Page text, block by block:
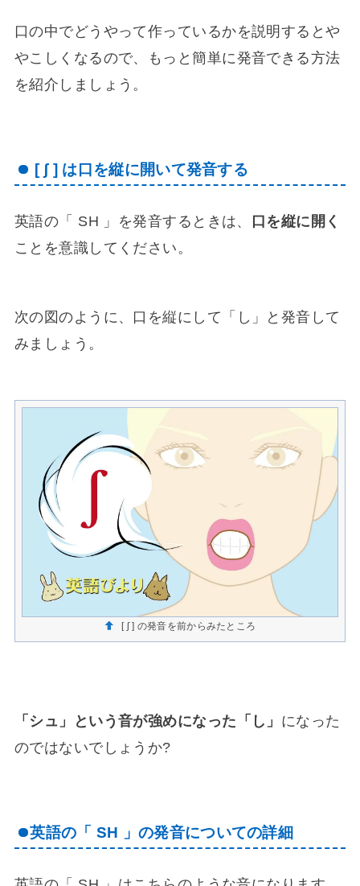
口の中でどうやって作っているかを説明するとや
やこしくなるので、もっと簡単に発音できる方法
を紹介しましょう。
[ ʃ ] は口を縦に開いて発音する
英語の「 SH 」を発音するときは、
口を縦に開く
ことを意識してください。
次の図のように、口を縦にして「し」と発音して
みましょう。
[ ʃ ] の発音を前からみたところ
「シュ」という音が強めになった「し」 になった
のではないでしょうか?
英語の「 SH 」の発音についての詳細